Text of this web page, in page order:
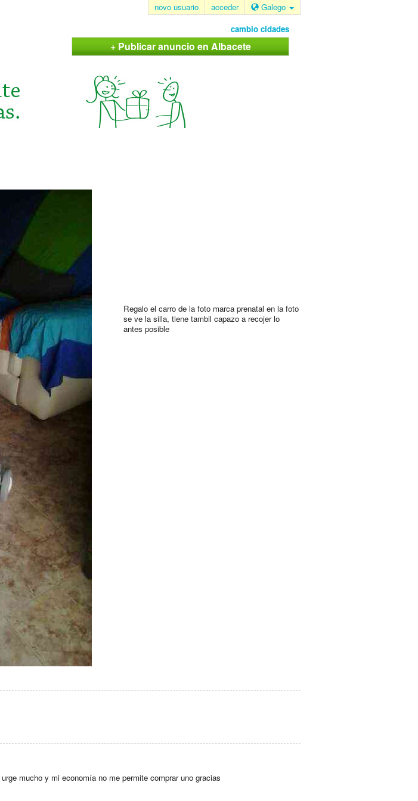
novo usuario acceder Galego
cambio cidades
+ Publicar anuncio en Albacete
Regalo el carro de la foto marca prenatal en la foto
se ve la silla, tiene tambil capazo a recojer lo
antes posible
mucho y mi economía no me permite comprar uno gracias